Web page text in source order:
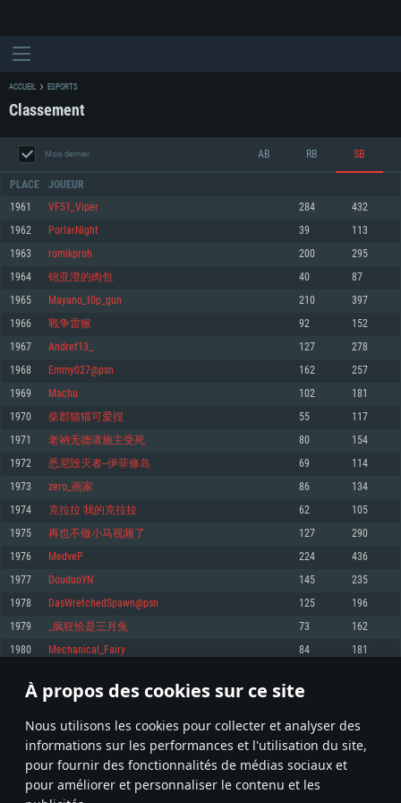
À propos des cookies sur ce site
Nous utilisons les cookies pour collecter et analyser des
informations sur les performances et l'utilisation du site,
pour fournir des fonctionnalités de médias sociaux et
pour améliorer et personnaliser le contenu et les
CONFIGURATION SYSTÈME REQUISE
Minimum
OS: Windows 10 (64 bit)
Processeur: Dual-Core 2.2 GHz
Mémoire: 4 GB
Carte graphique supportant DirectX 11: AMD Radeon 77XX / NVIDIA
GeForce GTX 660. La résolution minimale supportée par le jeu est de 720p
Connection: Connexion Internet à haut débit
Disque dur: 23.1 Go (client minimal)
Recommandée
1060 et plus, Radeon RX 570 et plus.
Disque dur: 75.9 Go (client complet)
Minimum
OS: Mac OS Big Sur 11.0 ou plus récent
Processeur: Core i5, minimum 2.2GHz (Les processeurs Intel Xeon ne sont
pas supportés)
Mémoire: 6 GB
Carte graphique: Intel Iris Pro 5200 (Mac), ou analogue AMD/Nvidia. La
résolution minimale supportée par le jeu est de 720p.
Connection: Connexion Internet à haut débit
Disque dur: 62,2 Go (client minimal)
Recommandée
OS: Mac OS Big Sur 11.0 ou plus récent
Processeur: Core i7 (Les processeurs Intel Xeon ne sont pas supportés)
Mémoire: 8 GB
Carte graphique: Radeon Vega II ou plus avec support de Metal
Disque dur: 62,2 Go (client complet)
Minimum
OS: Les configurations Linux 64 bits les plus modernes
Processeur: Dual-Core 2.4 GHz
Mémoire: 4 GB
Carte graphique: NVIDIA 660 avec les derniers drivers (moins de 6 mois) /
de même pour AMD (La résolution minimale supportée par le jeu est de
720p)
Connection: Connexion Internet à haut débit
Disque dur: 62,2 Go (client minimal)
Recommandée
OS: Ubuntu 20.04 64bit
Processeur: Intel Core i7
Mémoire: 8 GB
Carte graphique: NVIDIA 1060 avec les derniers drivers (moins de 6 mois) /
6 mois et supportant Vulkan
Connection: Connexion Internet à haut débit
Disque dur: 60,2 Go (client complet)
ACCUEIL ESPORTS
Classement
Mois dernier AB RB SB
PLACE JOUEUR
1961 VF51_Viper 284 432
1962 PorlarNight 39 113
1963 romikproh 200 295
1964 锦亚澄的肉包 40 87
1965 Mayano_t0p_gun 210 397
1966 戰争雷猴 92 152
1967 Andref13_ 127 278
1968 Emmy027@psn 162 257
1969 Machu 102 181
1970 柴郡猫猫可爱捏 55 117
1971 老衲无德请施主受死 80 154
1972 悉尼毁灭者--伊菲修岛 69 114
1973 zero_画家 86 134
1974 克拉拉 我的克拉拉 62 105
1975 再也不做小马视频了 127 290
1976 MedveP 224 436
1977 DouduoYN 145 235
1978 DasWretchedSpawn@psn 125 196
1979 _疯狂恰是三月兔 73 162
1980 Mechanical_Fairy 84 181
* Classement mis à jour quotidiennement
98 99 100 199